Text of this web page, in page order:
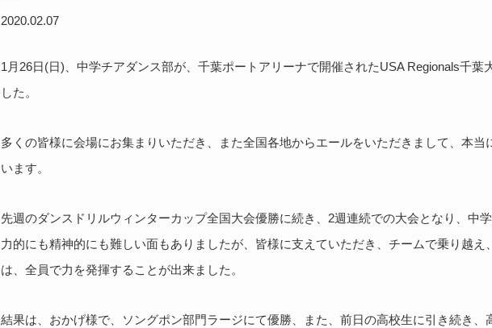
2020.02.07
1月26日(日)、中学チアダンス部が、千葉ポートアリーナで開催されたUSA Regionals千葉
した。
多くの皆様に会場にお集まりいただき、また全国各地からエールをいただきまして、本当
います。
先週のダンスドリルウィンターカップ全国大会優勝に続き、2週連続での大会となり、中
力的にも精神的にも難しい面もありましたが、皆様に支えていただき、チームで乗り越え
は、全員で力を発揮することが出来ました。
結果は、おかげ様で、ソングポン部門ラージにて優勝、また、前日の高校生に引き続き、